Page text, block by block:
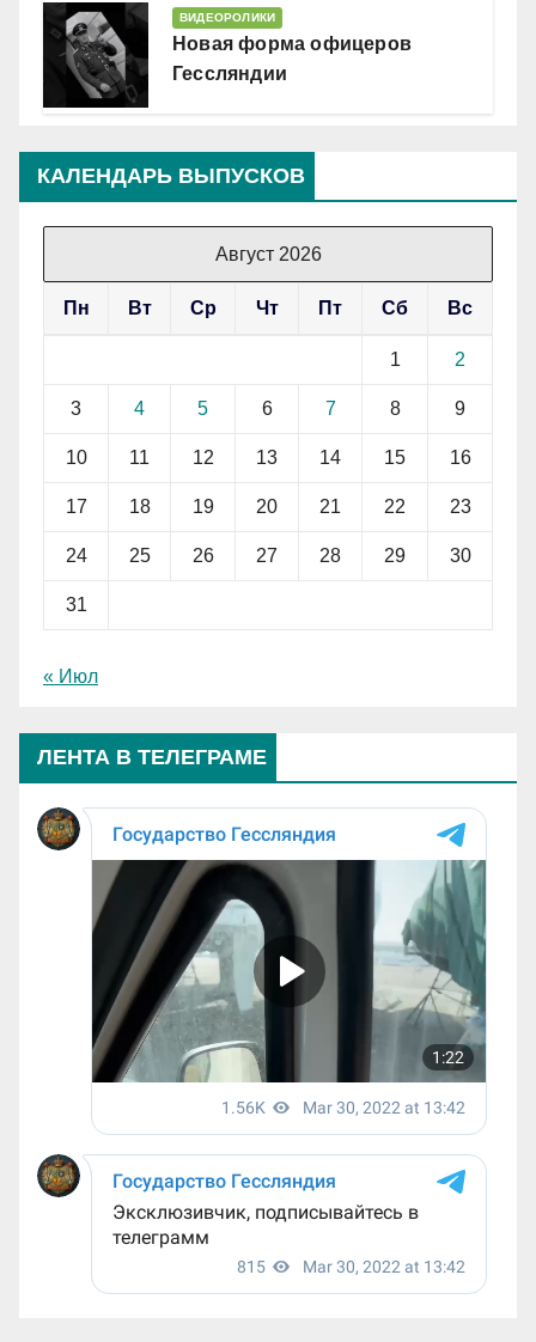
ВИДЕОРОЛИКИ
Новая форма офицеров
Гессляндии
КАЛЕНДАРЬ ВЫПУСКОВ
Август 2026
Пн Вт Ср Чт Пт Сб Вс
1 2
3 4 5 6 7 8 9
10 11 12 13 14 15 16
17 18 19 20 21 22 23
24 25 26 27 28 29 30
31
« Июл
ЛЕНТА В ТЕЛЕГРАМЕ